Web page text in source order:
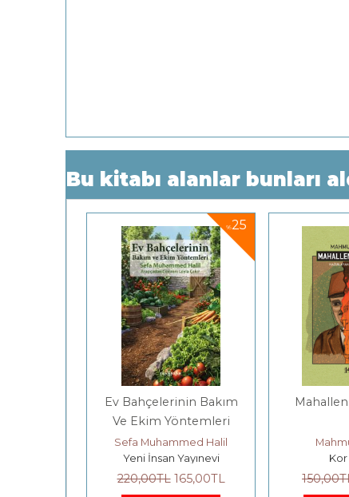
Bu kitabı alanlar bunları
%25
Ev Bahçelerinin Bakım
Ve Ekim Yöntemleri
Sefa Muhammed Halil
Yeni İnsan Yayınevi
220,00TL 165,00TL
150,00